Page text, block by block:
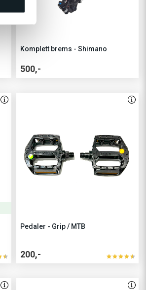
Komplett brems - Shimano
500,-
Pedaler - Grip / MTB
200,-